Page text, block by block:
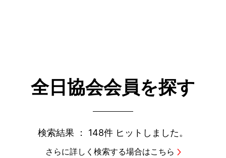
全日協会会員を探す
検索結果 ： 148件 ヒットしました。
さらに詳しく検索する場合はこちら